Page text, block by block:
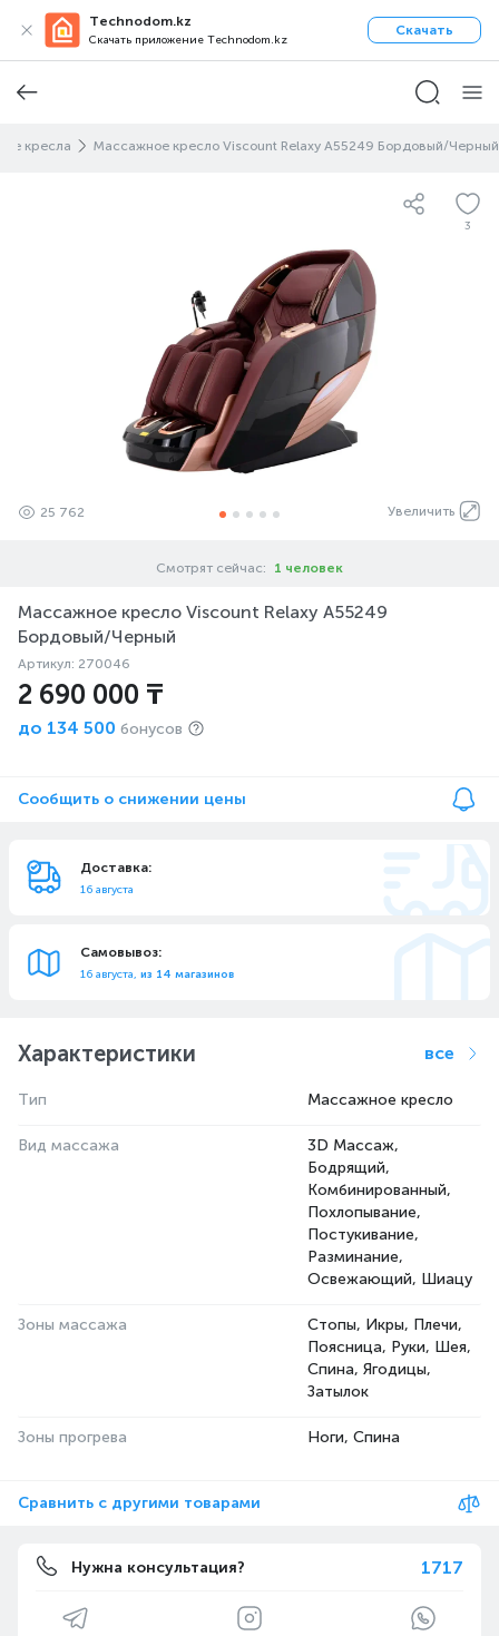
Technodom.kz
Скачать приложение Technodom.kz
Скачать
кресла Массажное кресло Viscount Relaxy A55249 Бордовый/Черный
3
Увеличить
25 762
Смотрят сейчас: 1 человек
Массажное кресло Viscount Relaxy A55249
Бордовый/Черный
Артикул: 270046
2 690 000 ₸
до 134 500 бонусов
Сообщить о снижении цены
Доставка:
16 августа
Самовывоз:
16 августа, из 14 магазинов
Характеристики все
Тип Массажное кресло
Вид массажа
3D Массаж,
Бодрящий,
Комбинированный,
Похлопывание,
Постукивание,
Разминание,
Освежающий, Шиацу
Зоны массажа
Стопы, Икры, Плечи,
Поясница, Руки, Шея,
Спина, Ягодицы,
Затылок
Зоны прогрева Ноги, Спина
Сравнить с другими товарами
Нужна консультация? 1717